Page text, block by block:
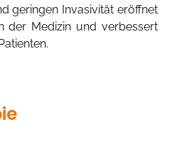
geringen Invasivität eröffnet
der Medizin und verbessert